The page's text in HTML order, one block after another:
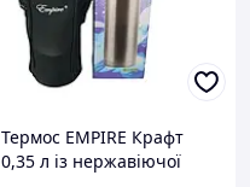
Термос EMPIRE Крафт
0,35 л із нержавіючої